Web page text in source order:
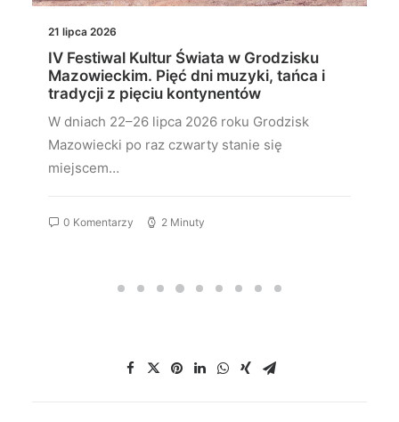
21 lipca 2026
IV Festiwal Kultur Świata w Grodzisku
Mazowieckim. Pięć dni muzyki, tańca i
tradycji z pięciu kontynentów
W dniach 22–26 lipca 2026 roku Grodzisk
Mazowiecki po raz czwarty stanie się
miejscem…
0 Komentarzy 2 Minuty